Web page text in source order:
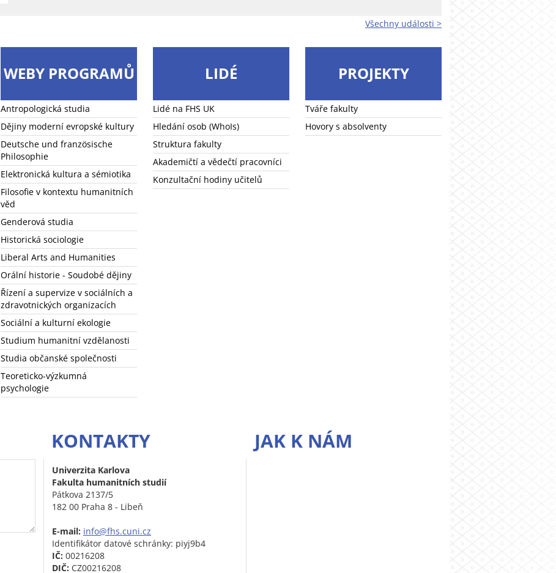
Všechny události >
WEBY PROGRAMŮ
Antropologická studia
Dějiny moderní evropské kultury
Deutsche und französische
Philosophie
Elektronická kultura a sémiotika
Filosofie v kontextu humanitních
věd
Genderová studia
Historická sociologie
Liberal Arts and Humanities
Orální historie - Soudobé dějiny
Řízení a supervize v sociálních a
zdravotnických organizacích
Sociální a kulturní ekologie
Studium humanitní vzdělanosti
Studia občanské společnosti
Teoreticko-výzkumná
psychologie
LIDÉ
Lidé na FHS UK
Hledání osob (WhoIs)
Struktura fakulty
Akademičtí a vědečtí pracovníci
Konzultační hodiny učitelů
PROJEKTY
Tváře fakulty
Hovory s absolventy
KONTAKTY
Univerzita Karlova
Fakulta humanitních studií
Pátkova 2137/5
182 00 Praha 8 - Libeň
E-mail: info@fhs.cuni.cz
Identifikátor datové schránky: piyj9b4
IČ: 00216208
DIČ: CZ00216208
JAK K NÁM